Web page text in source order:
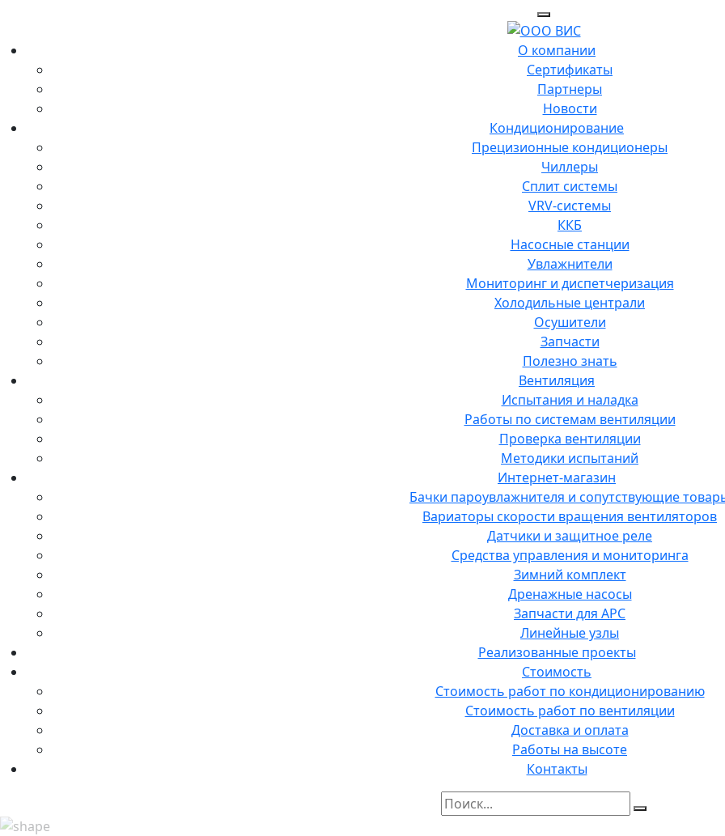
О компании
Сертификаты
Партнеры
Новости
Кондиционирование
Прецизионные кондиционеры
Чиллеры
Сплит системы
VRV-системы
ККБ
Насосные станции
Увлажнители
Мониторинг и диспетчеризация
Холодильные централи
Осушители
Запчасти
Полезно знать
Вентиляция
Испытания и наладка
Работы по системам вентиляции
Проверка вентиляции
Методики испытаний
Интернет-магазин
Бачки пароувлажнителя и сопутствующие
Вариаторы скорости вращения вентиляторов
Датчики и защитное реле
Средства управления и мониторинга
Зимний комплект
Дренажные насосы
Запчасти для APC
Линейные узлы
Реализованные проекты
Стоимость
Стоимость работ по кондиционированию
Стоимость работ по вентиляции
Доставка и оплата
Работы на высоте
Контакты